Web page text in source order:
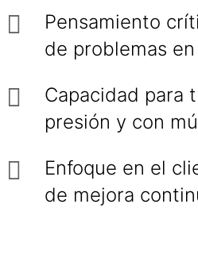
Pensamiento
de problemas
Capacidad para
presión y con
Enfoque en el
de mejora